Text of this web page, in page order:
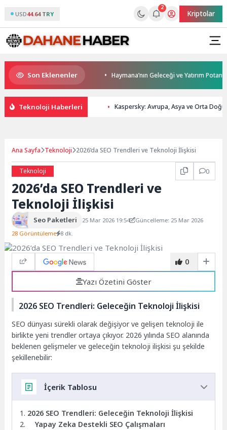
USD44.64 TRY
2
Kriptolar
Son Eklenenler
ulaşım yatırımı Haymana’nın Geleceği ve Yatırım Potansiyeli
Teknoloji Haberleri Kaspersky: Avrupa, Asya ve Orta
Ana Sayfa Teknoloji 2026’da SEO Trendleri ve Teknoloji İlişkisi
Teknoloji 0
2026’da SEO Trendleri ve
Teknoloji İlişkisi
Seo Paketleri 25 Mar 2026 19:54
Güncelleme: 25 Mar 2026
28 Görüntüleme 8 dk.
0
Yazı Özetini Göster
2026 SEO Trendleri: Geleceğin Teknoloji İlişkisi
SEO dünyası sürekli olarak değişiyor ve gelişen teknoloji ile
birlikte yeni trendler ortaya çıkıyor. 2026 yılında SEO alanında
beklenen gelişmeler ve geleceğin teknoloji ilişkisi şu şekilde
şekillenebilir:
İçerik Tablosu
2026 SEO Trendleri: Geleceğin Teknoloji İlişkisi
Yapay Zeka Destekli SEO Çalışmaları